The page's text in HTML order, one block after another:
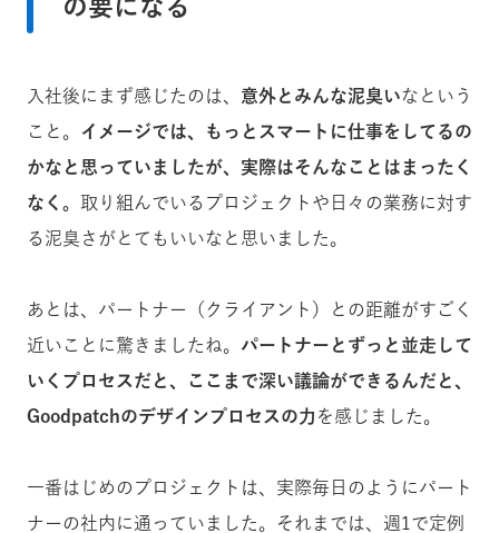
の要になる
入社後にまず感じたのは、 意外とみんな泥臭いなという
こと。 イメージでは、もっとスマートに仕事をしてるの
かなと思っていましたが、実際はそんなことはまったく
なく。 取り組んでいるプロジェクトや日々の業務に対す
る泥臭さがとてもいいなと思いました。
あとは、パートナー（クライアント）との距離がすごく
近いことに驚きましたね。 パートナーとずっと並走して
いくプロセスだと、ここまで深い議論ができるんだと、
Goodpatchのデザインプロセスの力 を感じました。
一番はじめのプロジェクトは、実際毎日のようにパート
ナーの社内に通っていました。それまでは、週1で定例